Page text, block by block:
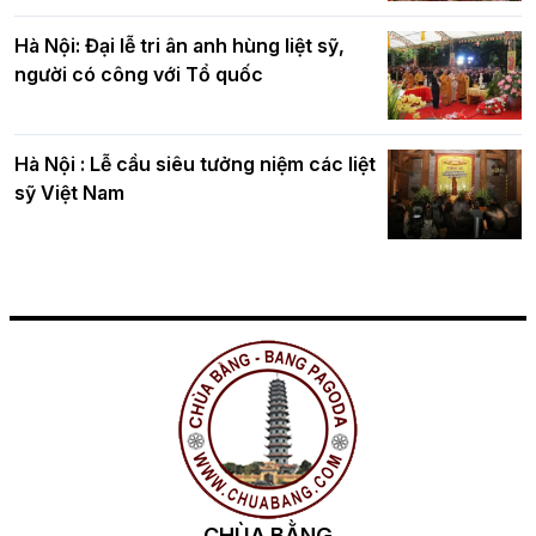
Hà Nội: Đại lễ tri ân anh hùng liệt sỹ,
người có công với Tổ quốc
Hà Nội : Lễ cầu siêu tưởng niệm các liệt
sỹ Việt Nam